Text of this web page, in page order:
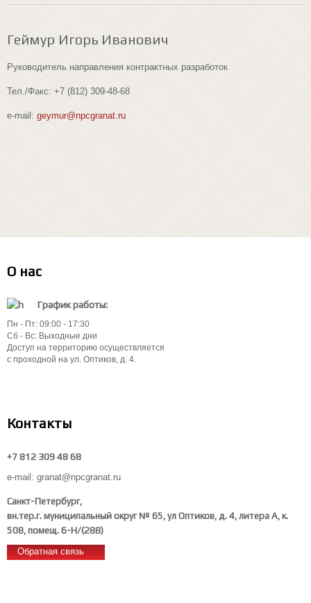
Геймур Игорь Иванович
Руководитель направления контрактных разработок
Тел./Факс: +7 (812) 309-48-68
e-mail: geymur@npcgranat.ru
О нас
График работы:
Пн - Пт: 09:00 - 17:30
Сб - Вс: Выходные дни
Доступ на территорию осуществляется
с проходной на ул. Оптиков, д. 4.
Контакты
+7 812 309 48 68
e-mail: granat@npcgranat.ru
Санкт-Петербург,
вн.тер.г. муниципальный округ № 65, ул Оптиков, д. 4, литера А, к.
508, помещ. 6-Н/(288)
Обратная связь